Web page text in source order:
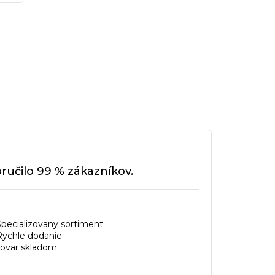
99 % zákazníkov.
sortiment
dodanie
skladom